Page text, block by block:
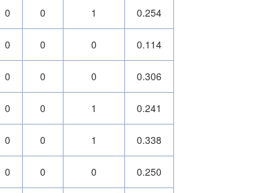
0 0 1 0.254
0 0 0 0.114
0 0 0 0.306
0 0 1 0.241
0 0 1 0.338
0 0 0 0.250